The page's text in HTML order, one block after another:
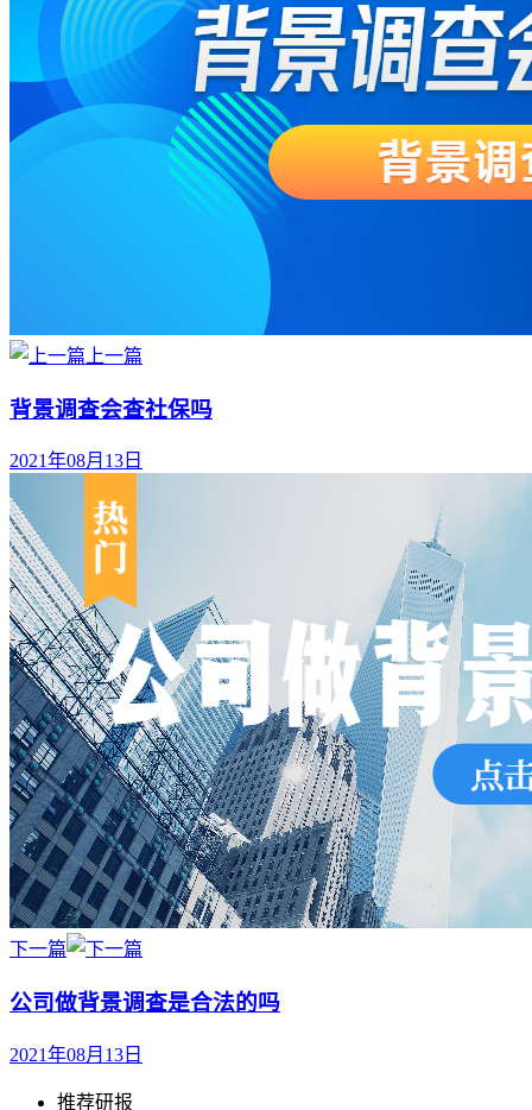
上一篇
背景调查会查社保吗
2021年08月13日
下一篇
公司做背景调查是合法的吗
2021年08月13日
推荐研报